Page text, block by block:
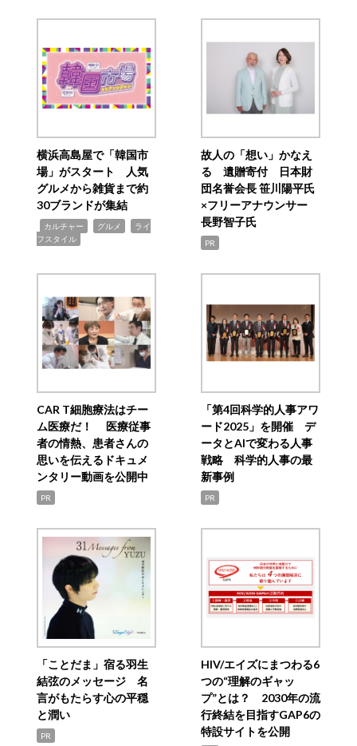
横浜高島屋で「韓国市
場」がスタート 人気
グルメから雑貨まで約
30ブランドが集結
カルチャー グルメ
ライ
フスタイル
故人の「想い」かなえ
る 遺贈寄付 日本財
団名誉会長 笹川陽平氏
×フリーアナウンサー
長野智子氏
PR
CAR T細胞療法はチー
ム医療だ！ 医療従事
者の情熱、患者さんの
思いを伝えるドキュメ
ンタリー動画を公開中
PR
「第4回科学的人事アワ
ード2025」を開催 デ
ータとAIで変わる人事
戦略 科学的人事の最
新事例
PR
「ことだま」宿る羽生
結弦のメッセージ 名
言がもたらす心の平穏
と潤い
PR
HIV/エイズにまつわる6
つの“理解のギャッ
プ”とは？ 2030年の流
行終結を目指すGAP6の
特設サイトを公開